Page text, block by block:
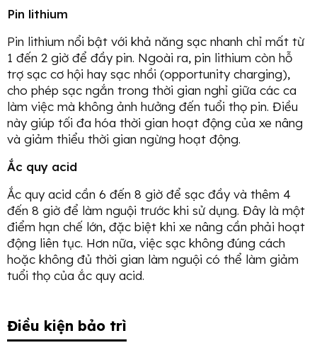
Pin lithium
Pin lithium nổi bật với khả năng sạc nhanh chỉ mất từ
1 đến 2 giờ để đầy pin. Ngoài ra, pin lithium còn hỗ
trợ sạc cơ hội hay sạc nhồi (opportunity charging),
cho phép sạc ngắn trong thời gian nghỉ giữa các ca
làm việc mà không ảnh hưởng đến tuổi thọ pin. Điều
này giúp tối đa hóa thời gian hoạt động của xe nâng
và giảm thiểu thời gian ngừng hoạt động.
Ắc quy acid
Ắc quy acid cần 6 đến 8 giờ để sạc đầy và thêm 4
đến 8 giờ để làm nguội trước khi sử dụng. Đây là một
điểm hạn chế lớn, đặc biệt khi xe nâng cần phải hoạt
động liên tục. Hơn nữa, việc sạc không đúng cách
hoặc không đủ thời gian làm nguội có thể làm giảm
tuổi thọ của ắc quy acid.
Điều kiện bảo trì